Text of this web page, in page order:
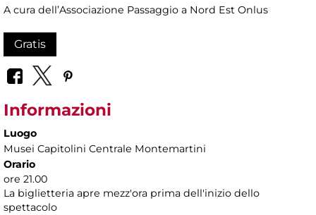
A cura dell’Associazione Passaggio a Nord Est Onlus
Gratis
Informazioni
Luogo
Musei Capitolini Centrale Montemartini
Orario
ore 21.00
La biglietteria apre mezz'ora prima dell'inizio dello
spettacolo